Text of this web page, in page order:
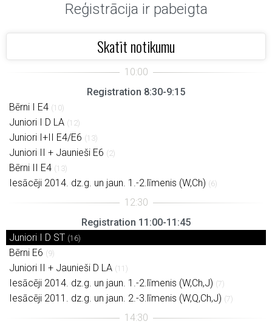
Reģistrācija ir pabeigta
Skatīt notikumu
Registration 8:30-9:15
Bērni I E4 (10)
Juniori I D LA (12)
Juniori I+II E4/E6 (13)
Juniori II + Jaunieši E6 (2)
Bērni II E4 (13)
Iesācēji 2014. dz.g. un jaun. 1.-2.līmenis (W,Ch) (6)
Registration 11:00-11:45
Juniori I D ST (16)
Bērni E6 (9)
Juniori II + Jaunieši D LA (11)
Iesācēji 2014. dz.g. un jaun. 1.-2.līmenis (W,Ch,J) (7)
Iesācēji 2011. dz.g. un jaun. 2.-3.līmenis (W,Q,Ch,J) (7)